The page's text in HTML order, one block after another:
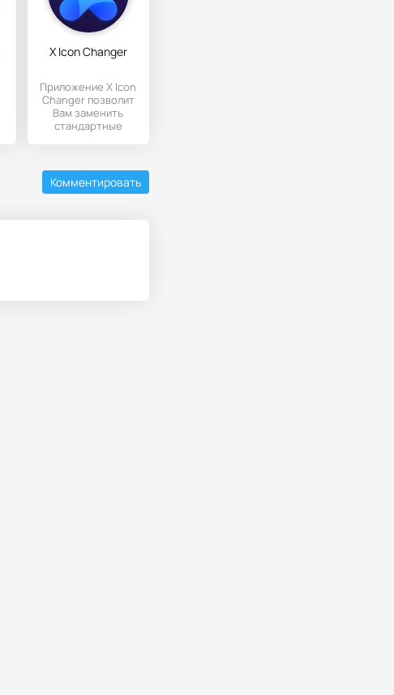
X Icon Changer
Приложение X Icon
Changer позволит
Вам заменить
стандартные
Комментировать